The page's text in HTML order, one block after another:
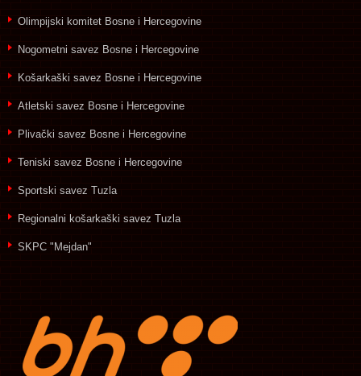
Olimpijski komitet Bosne i Hercegovine
Nogometni savez Bosne i Hercegovine
Košarkaški savez Bosne i Hercegovine
Atletski savez Bosne i Hercegovine
Plivački savez Bosne i Hercegovine
Teniski savez Bosne i Hercegovine
Sportski savez Tuzla
Regionalni košarkaški savez Tuzla
SKPC "Mejdan"